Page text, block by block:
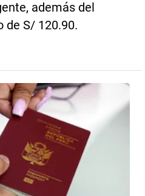
además del
de S/ 120.90.